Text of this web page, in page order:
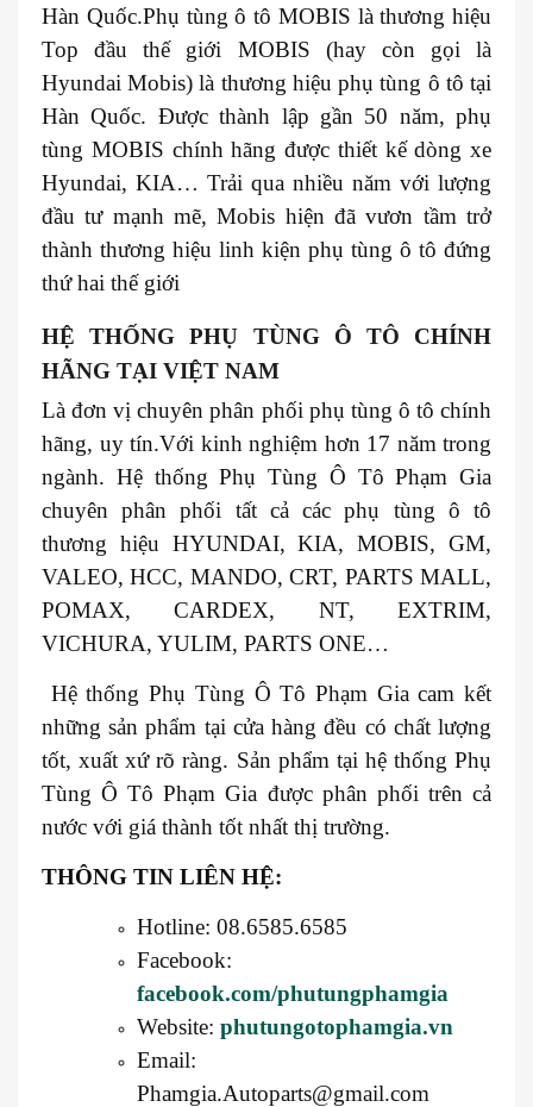
Hàn Quốc.Phụ tùng ô tô MOBIS là thương hiệu
Top đầu thế giới MOBIS (hay còn gọi là
Hyundai Mobis) là thương hiệu phụ tùng ô tô tại
Hàn Quốc. Được thành lập gần 50 năm, phụ
tùng MOBIS chính hãng được thiết kế dòng xe
Hyundai, KIA… Trải qua nhiều năm với lượng
đầu tư mạnh mẽ, Mobis hiện đã vươn tầm trở
thành thương hiệu linh kiện phụ tùng ô tô đứng
thứ hai thế giới
HỆ THỐNG PHỤ TÙNG Ô TÔ CHÍNH
HÃNG TẠI VIỆT NAM
Là đơn vị chuyên phân phối phụ tùng ô tô chính
hãng, uy tín.Với kinh nghiệm hơn 17 năm trong
ngành. Hệ thống Phụ Tùng Ô Tô Phạm Gia
chuyên phân phối tất cả các phụ tùng ô tô
thương hiệu HYUNDAI, KIA, MOBIS, GM,
VALEO, HCC, MANDO, CRT, PARTS MALL,
POMAX, CARDEX, NT, EXTRIM,
VICHURA, YULIM, PARTS ONE…
Hệ thống Phụ Tùng Ô Tô Phạm Gia cam kết
những sản phẩm tại cửa hàng đều có chất lượng
tốt, xuất xứ rõ ràng. Sản phẩm tại hệ thống Phụ
Tùng Ô Tô Phạm Gia được phân phối trên cả
nước với giá thành tốt nhất thị trường.
THÔNG TIN LIÊN HỆ:
Hotline: 08.6585.6585
Facebook:
facebook.com/phutungphamgia
Website: phutungotophamgia.vn
Email:
Phamgia.Autoparts@gmail.com